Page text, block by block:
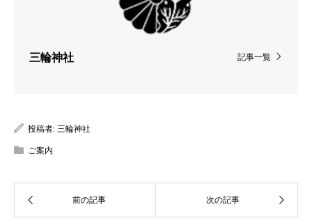
記事一覧
三輪神社
投稿者: 三輪神社
ご案内